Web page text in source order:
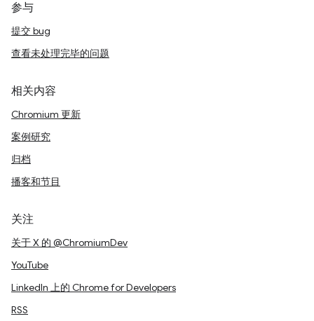
参与
提交 bug
查看未处理完毕的问题
相关内容
Chromium 更新
案例研究
归档
播客和节目
关注
关于 X 的 @ChromiumDev
YouTube
LinkedIn 上的 Chrome for Developers
RSS